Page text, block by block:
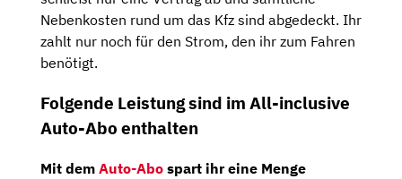
Nebenkosten rund um das Kfz sind abgedeckt. Ihr
zahlt nur noch für den Strom, den ihr zum Fahren
benötigt.
Folgende Leistung sind im All-inclusive
Auto-Abo enthalten
Mit dem Auto-Abo spart ihr eine Menge